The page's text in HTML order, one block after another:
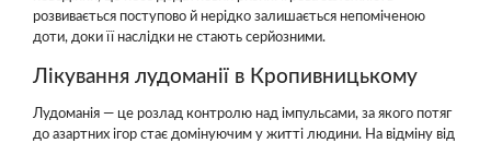
розвивається поступово й нерідко залишається непоміченою
доти, доки її наслідки не стають серйозними.
Лікування лудоманії в Кропивницькому
Лудоманія — це розлад контролю над імпульсами, за якого потяг
до азартних ігор стає домінуючим у житті людини. На відміну від